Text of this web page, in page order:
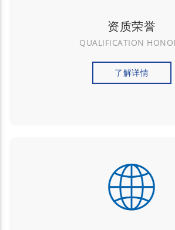
资质荣誉
QUALIFICATION
了解详情